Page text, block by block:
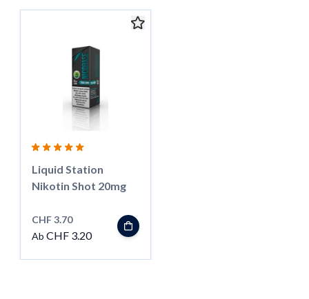
Das Navigieren durch die Elemente des Karussells ist mit
Karussell überspringen
Liquid Station
Nikotin Shot 20mg
CHF 3.70
Ab CHF 3.20